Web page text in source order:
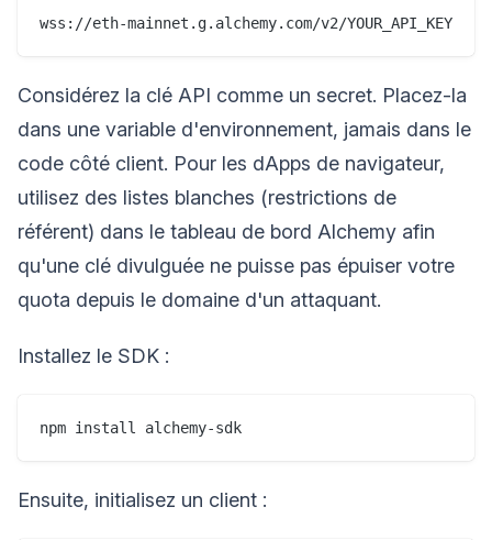
Considérez la clé API comme un secret. Placez-la
dans une variable d'environnement, jamais dans le
code côté client. Pour les dApps de navigateur,
utilisez des listes blanches (restrictions de
référent) dans le tableau de bord Alchemy afin
qu'une clé divulguée ne puisse pas épuiser votre
quota depuis le domaine d'un attaquant.
Installez le SDK :
Ensuite, initialisez un client :